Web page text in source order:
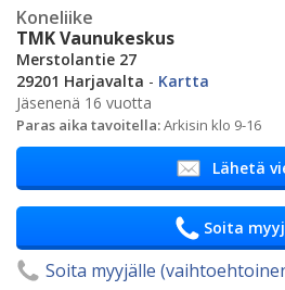
Koneliike
TMK Vaunukeskus
Merstolantie 27
29201 Harjavalta - Kartta
Jäsenenä 16 vuotta
Paras aika tavoitella:Arkisin klo 9-16
Lähetä
Soita
Soita myyjälle